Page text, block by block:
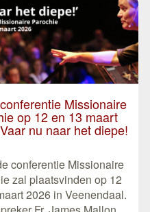
Missionaire
op 12 en 13 maart
nu naar het diepe!
conferentie Missionaire
zal plaatsvinden op 12
2026 in Veenendaal.